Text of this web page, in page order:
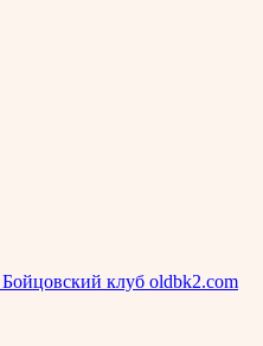
клуб oldbk2.com